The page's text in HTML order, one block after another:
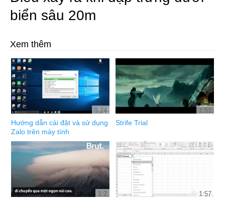
biển sâu 20m
Xem thêm
3:24
Hướng dẫn cài đặt và sử dụng
Zalo trên máy tính
1:51
Strife Trial
1:2 1:57